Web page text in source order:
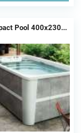
Pool 400х230...